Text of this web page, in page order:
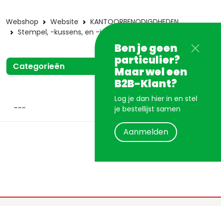
Ben je geen
particulier?
Maar wel een
B2B-Klant?
Log je dan hier in en stel
je bestellijst samen
Aanmelden
Webshop Website
KANTOORBENODIGDHEDEN
Stempel, -kussens, en -inkt
Categorieën